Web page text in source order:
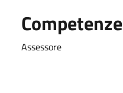
Competenze
Assessore